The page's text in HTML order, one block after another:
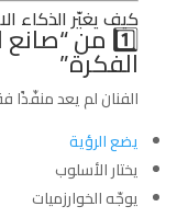
كيف يغيّر الذكاء
1️⃣ من
الفكرة”
الفنان لم يعد منفّذًا
يضع الرؤية
يختار الأسلوب
يوجّه الخوارزميات